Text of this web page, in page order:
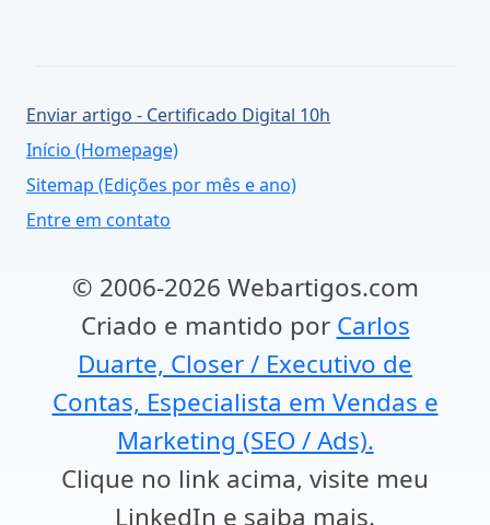
Enviar artigo - Certificado Digital 10h
Início (Homepage)
Sitemap (Edições por mês e ano)
Entre em contato
© 2006-2026 Webartigos.com
Criado e mantido por Carlos
Duarte, Closer / Executivo de
Contas, Especialista em Vendas e
Marketing (SEO / Ads).
Clique no link acima, visite meu
LinkedIn e saiba mais.